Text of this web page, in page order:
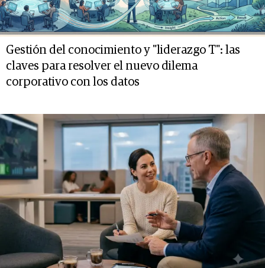
Gestión del conocimiento y "liderazgo T": las
claves para resolver el nuevo dilema
corporativo con los datos